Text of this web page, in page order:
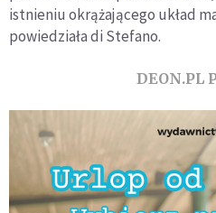
istnieniu okrążającego układ
powiedziała di Stefano.
DEON.PL